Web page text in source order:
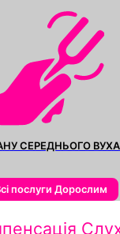
СЕРЕДНЬОГО
послуги Дорослим